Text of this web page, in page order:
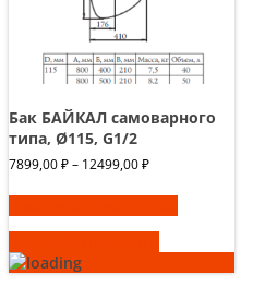
Бак БАЙКАЛ самоварного
типа, Ø115, G1/2
7899,00₽– 12499,00₽Диапазон
7899,00 ₽
–
12499,00 ₽
несколько
вариаций.